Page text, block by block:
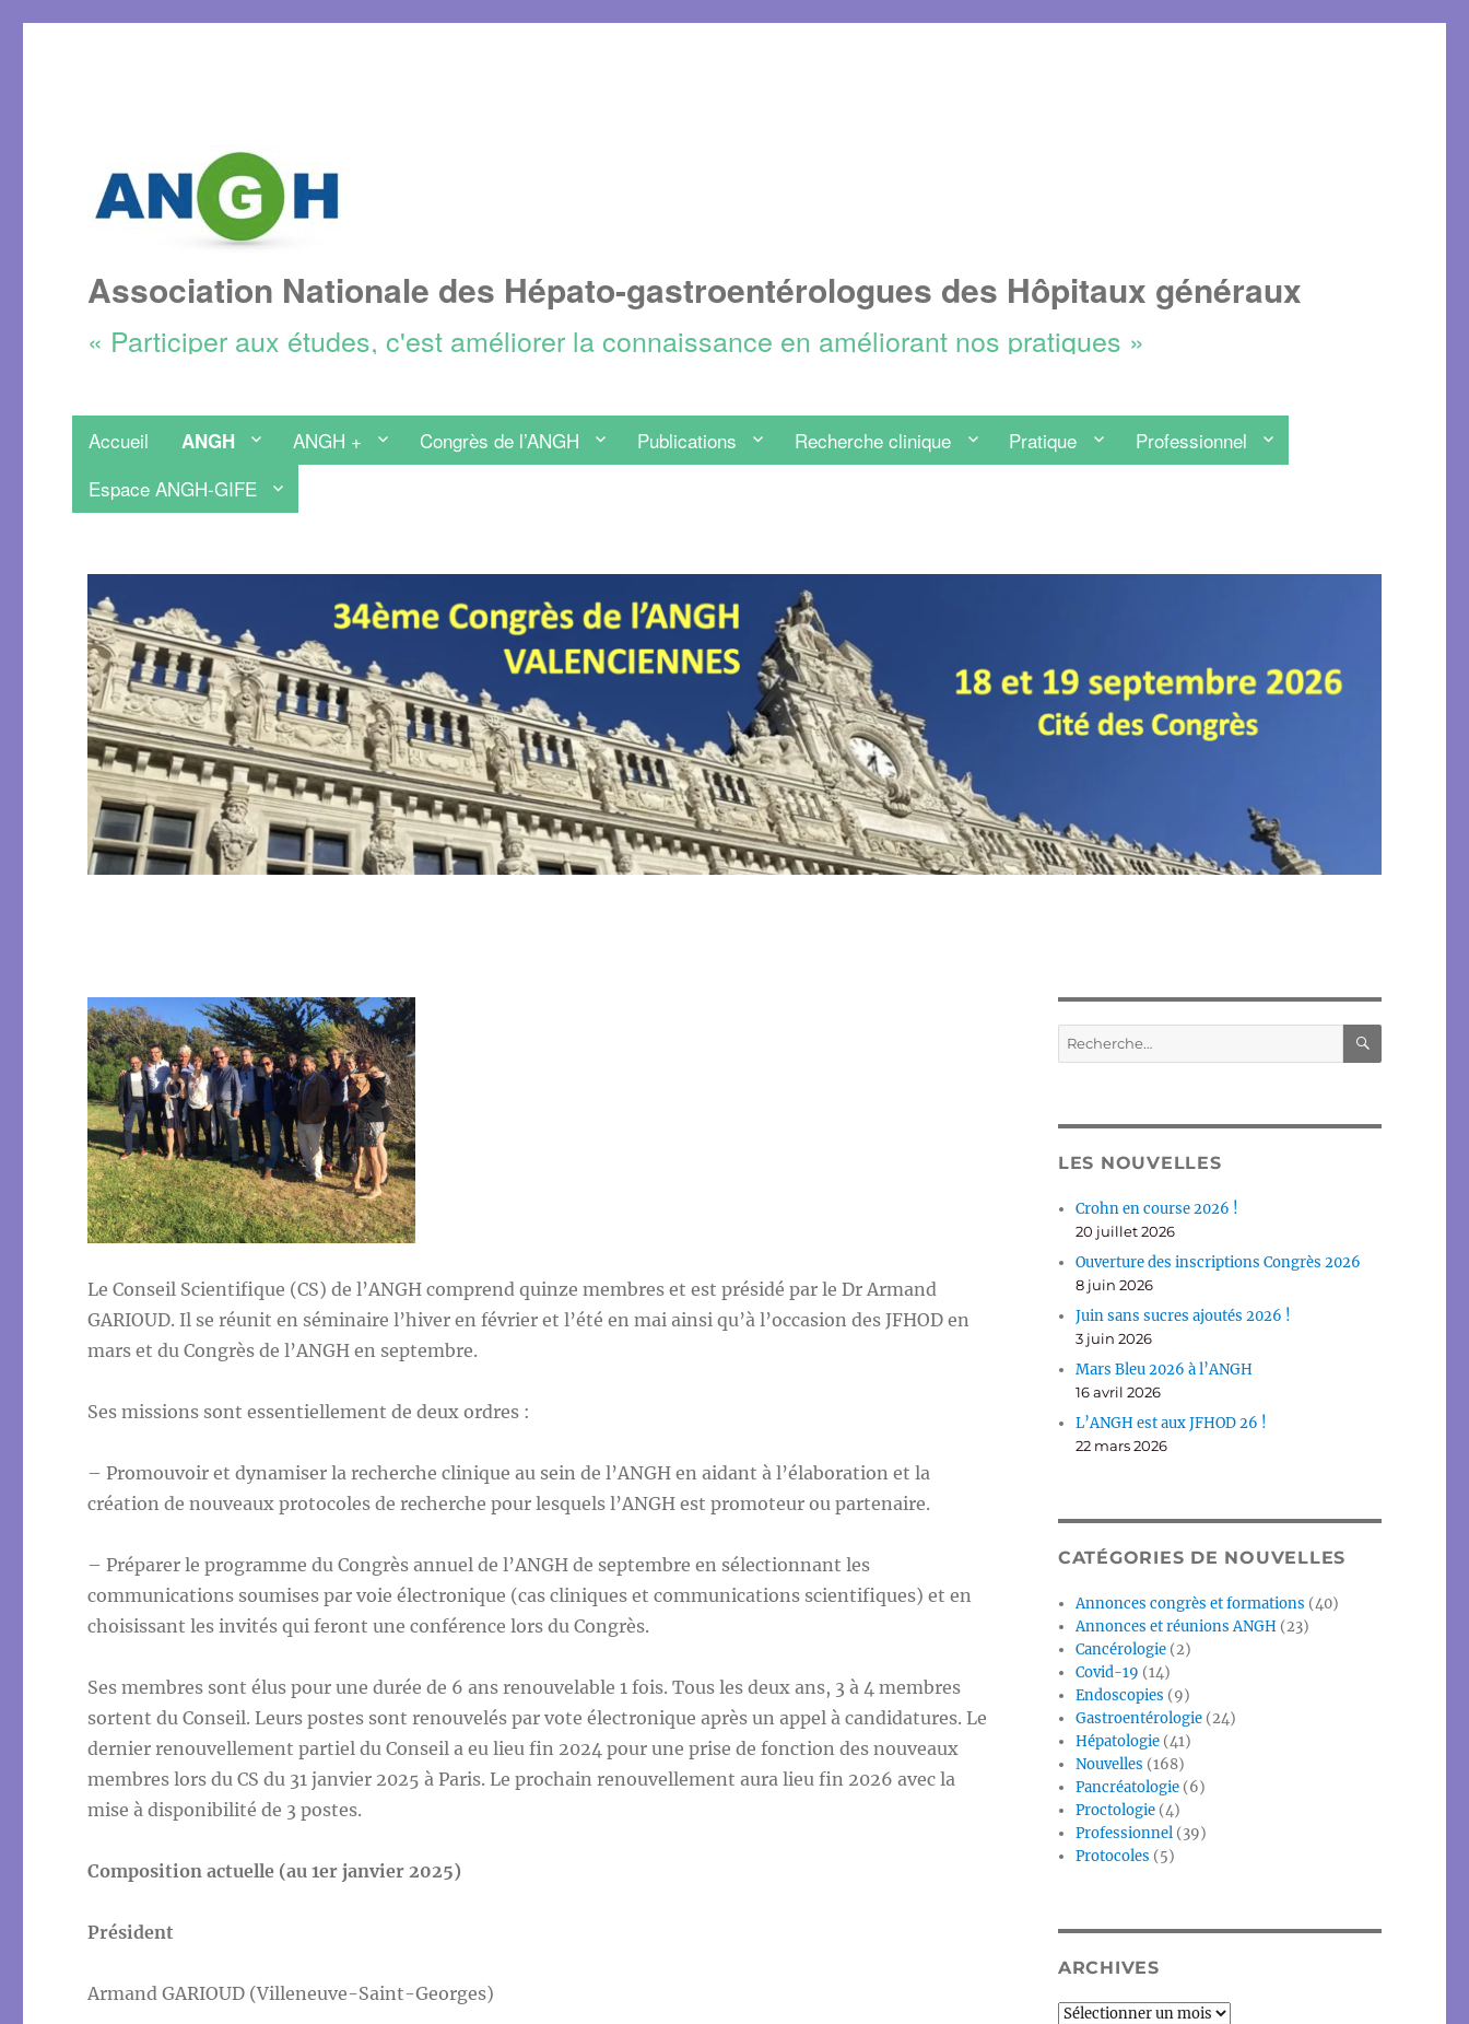
Association Nationale des Hépato-gastroentérologues des Hôpitaux généraux
« Participer aux études, c'est améliorer la connaissance en améliorant nos pratiques »
Accueil ANGH ANGH + Congrès de l’ANGH Publications Recherche clinique Pratique
Professionnel
Espace ANGH-GIFE
Le Conseil Scientifique (CS) de l’ANGH comprend quinze membres et est présidé par le Dr Armand
GARIOUD. Il se réunit en séminaire l’hiver en février et l’été en mai ainsi qu’à l’occasion des JFHOD en
mars et du Congrès de l’ANGH en septembre.
Ses missions sont essentiellement de deux ordres :
– Promouvoir et dynamiser la recherche clinique au sein de l’ANGH en aidant à l’élaboration et la
création de nouveaux protocoles de recherche pour lesquels l’ANGH est promoteur ou partenaire.
– Préparer le programme du Congrès annuel de l’ANGH de septembre en sélectionnant les
communications soumises par voie électronique (cas cliniques et communications scientifiques) et en
choisissant les invités qui feront une conférence lors du Congrès.
Ses membres sont élus pour une durée de 6 ans renouvelable 1 fois. Tous les deux ans, 3 à 4 membres
sortent du Conseil. Leurs postes sont renouvelés par vote électronique après un appel à candidatures. Le
dernier renouvellement partiel du Conseil a eu lieu fin 2024 pour une prise de fonction des nouveaux
membres lors du CS du 31 janvier 2025 à Paris. Le prochain renouvellement aura lieu fin 2026 avec la
mise à disponibilité de 3 postes.
Composition actuelle (au 1er janvier 2025)
Président
Armand GARIOUD (Villeneuve-Saint-Georges)
Recherche
pour :
LES NOUVELLES
Crohn en course 2026 !
20 juillet 2026
Ouverture des inscriptions Congrès 2026
8 juin 2026
Juin sans sucres ajoutés 2026 !
3 juin 2026
Mars Bleu 2026 à l’ANGH
16 avril 2026
L’ANGH est aux JFHOD 26 !
22 mars 2026
CATÉGORIES DE NOUVELLES
Annonces congrès et formations (40)
Annonces et réunions ANGH (23)
Cancérologie (2)
Covid-19 (14)
Endoscopies (9)
Gastroentérologie (24)
Hépatologie (41)
Nouvelles (168)
Pancréatologie (6)
Proctologie (4)
Professionnel (39)
Protocoles (5)
ARCHIVES
Archives